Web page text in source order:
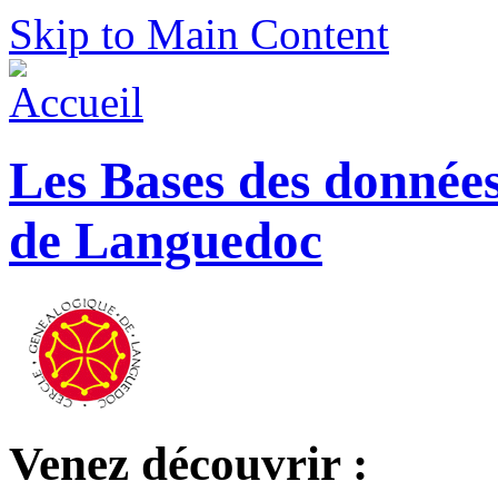
Skip to Main Content
Les Bases des
de Languedoc
Venez découvrir :